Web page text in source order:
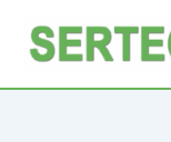
contenido